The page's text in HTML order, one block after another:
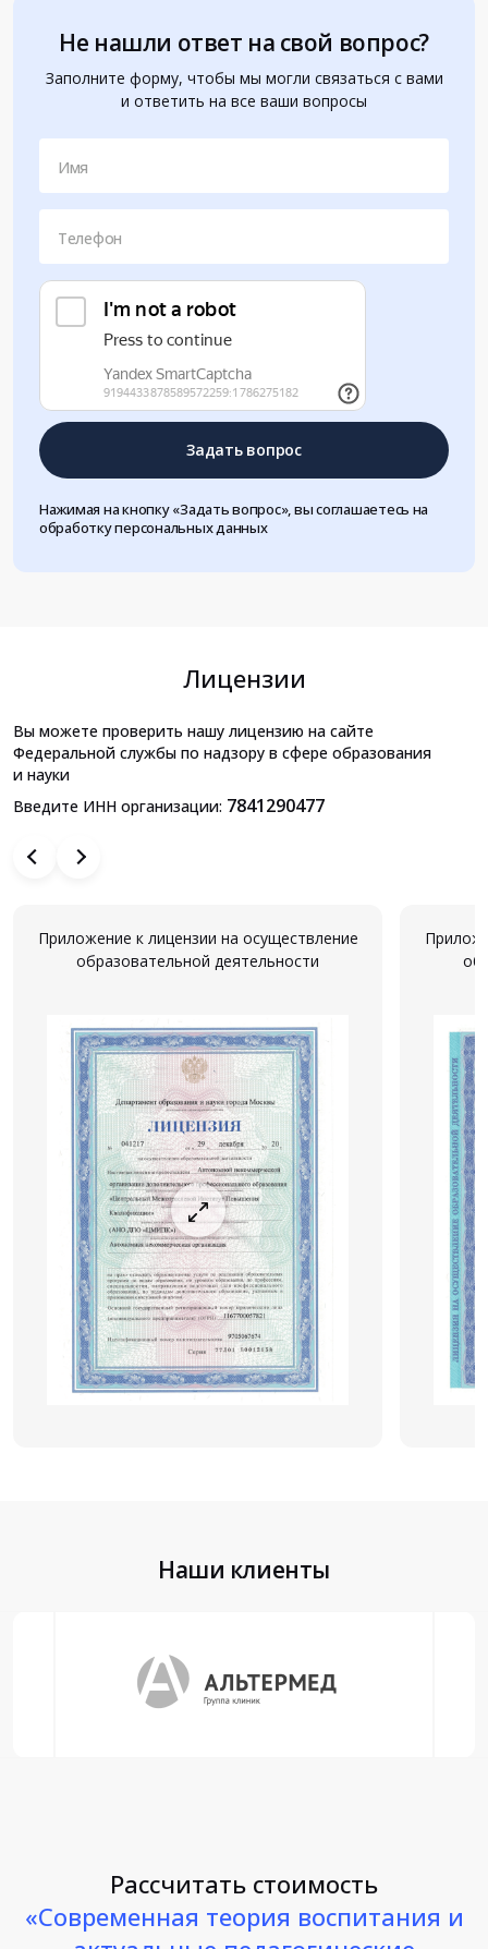
Не нашли ответ на свой вопрос?
Заполните форму, чтобы мы могли связаться с вами
и ответить на все ваши вопросы
Имя
Телефон
Задать вопрос
Нажимая на кнопку «Задать вопрос», вы соглашаетесь на
обработку персональных данных
Лицензии
Вы можете проверить нашу лицензию на сайте
Федеральной службы по надзору в сфере образования
и науки
Введите ИНН организации: 7841290477
Приложение к лицензии на осуществление
образовательной деятельности
Наши клиенты
Рассчитать стоимость
«Современная теория воспитания и